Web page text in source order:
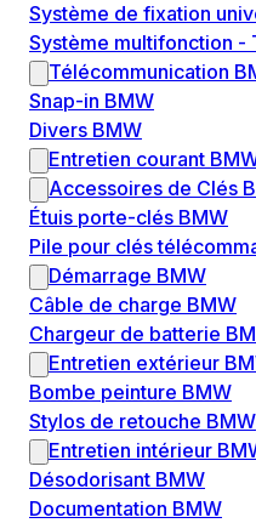
Système de fixation
Système multifonction -
Télécommunication
Snap-in BMW
Divers BMW
Entretien courant
Accessoires de Clés
Étuis porte-clés BMW
Pile pour clés
Démarrage BMW
Câble de charge BMW
Chargeur de batterie
Entretien extérieur
Bombe peinture BMW
Stylos de retouche BMW
Entretien intérieur
Désodorisant BMW
Documentation BMW